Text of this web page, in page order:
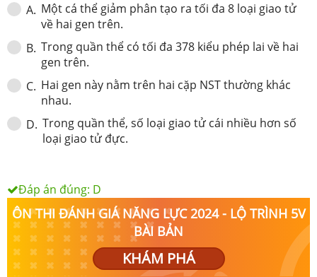
A. Một cá thể giảm phân tạo ra tối đa 8 loại giao tử
về hai gen trên.
B. Trong quần thể có tối đa 378 kiểu phép lai về hai
gen trên.
C. Hai gen này nằm trên hai cặp NST thường khác
nhau.
D. Trong quần thể, số loại giao tử cái nhiều hơn số
loại giao tử đực.
Đáp án đúng: D
ÔN THI ĐÁNH GIÁ NĂNG LỰC 2024 - LỘ TRÌNH 5V
BÀI BẢN
KHÁM PHÁ